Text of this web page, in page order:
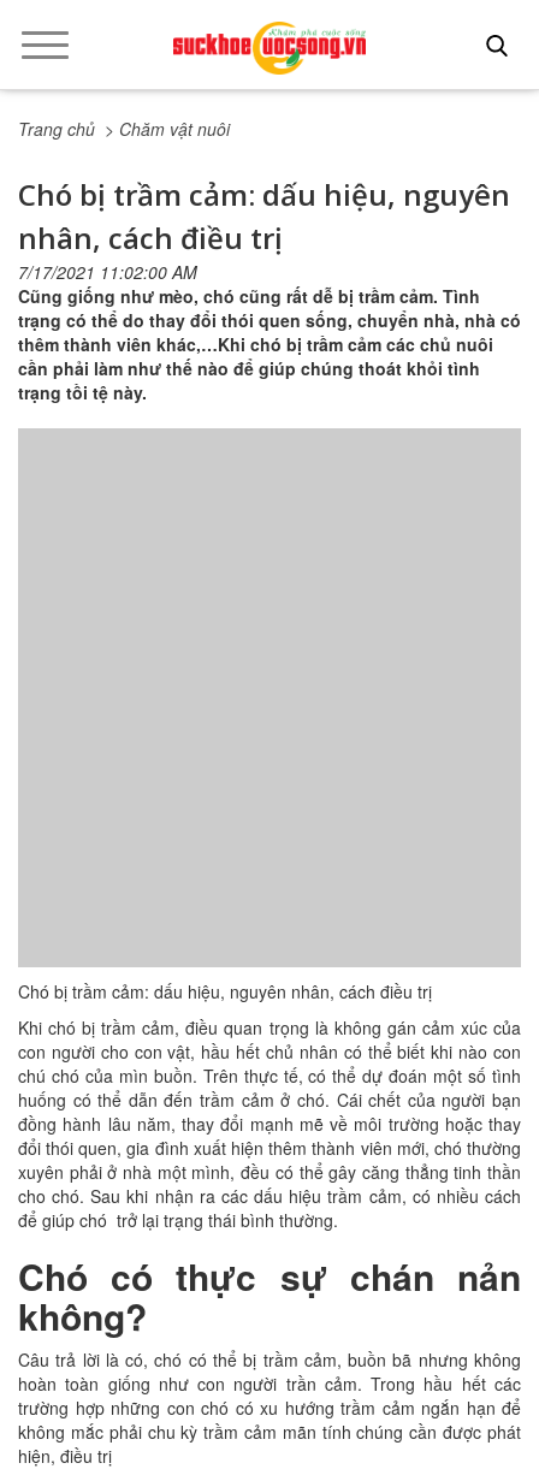
Trang chủ > Chăm vật nuôi
Chó bị trầm cảm: dấu hiệu, nguyên
nhân, cách điều trị
7/17/2021 11:02:00 AM
Cũng giống như mèo, chó cũng rất dễ bị trầm cảm. Tình
trạng có thể do thay đổi thói quen sống, chuyển nhà, nhà có
thêm thành viên khác,…Khi chó bị trầm cảm các chủ nuôi
cần phải làm như thế nào để giúp chúng thoát khỏi tình
trạng tồi tệ này.
Chó bị trầm cảm: dấu hiệu, nguyên nhân, cách điều trị
Khi chó bị trầm cảm, điều quan trọng là không gán cảm xúc của
con người cho con vật, hầu hết chủ nhân có thể biết khi nào con
chú chó của mìn buồn. Trên thực tế, có thể dự đoán một số tình
huống có thể dẫn đến trầm cảm ở chó. Cái chết của người bạn
đồng hành lâu năm, thay đổi mạnh mẽ về môi trường hoặc thay
đổi thói quen, gia đình xuất hiện thêm thành viên mới, chó thường
xuyên phải ở nhà một mình, đều có thể gây căng thẳng tinh thần
cho chó. Sau khi nhận ra các dấu hiệu trầm cảm, có nhiều cách
để giúp chó trở lại trạng thái bình thường.
Chó có thực sự chán nản
không?
Câu trả lời là có, chó có thể bị trầm cảm, buồn bã nhưng không
hoàn toàn giống như con người trần cảm. Trong hầu hết các
trường hợp những con chó có xu hướng trầm cảm ngắn hạn để
không mắc phải chu kỳ trầm cảm mãn tính chúng cần được phát
hiện, điều trị